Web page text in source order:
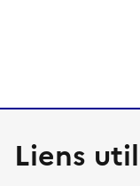
Liens